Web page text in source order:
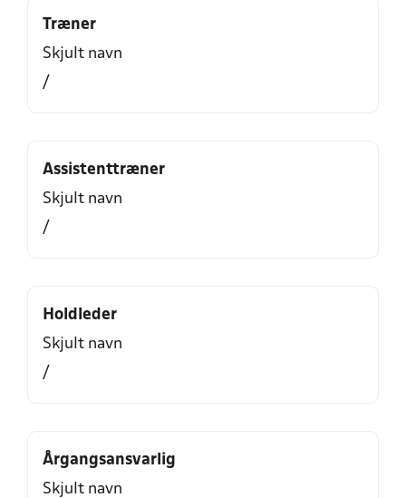
Træner
Skjult navn
/
Assistenttræner
Skjult navn
/
Holdleder
Skjult navn
/
Årgangsansvarlig
Skjult navn